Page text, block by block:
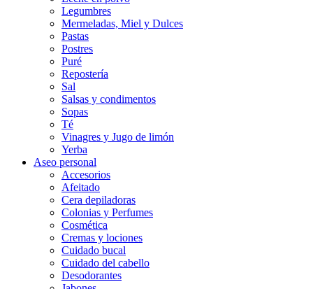
Legumbres
Mermeladas, Miel y Dulces
Pastas
Postres
Puré
Repostería
Sal
Salsas y condimentos
Sopas
Té
Vinagres y Jugo de limón
Yerba
Aseo personal
Accesorios
Afeitado
Cera depiladoras
Colonias y Perfumes
Cosmética
Cremas y lociones
Cuidado bucal
Cuidado del cabello
Desodorantes